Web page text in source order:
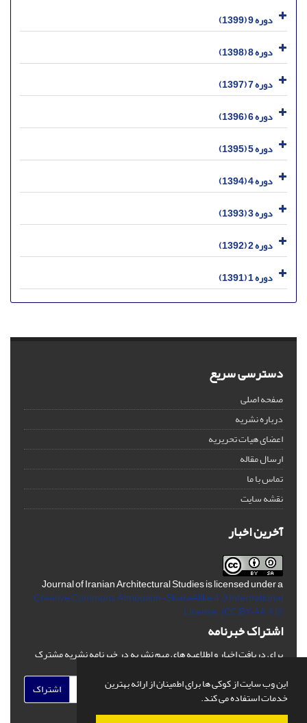
این وب سایت از کوکی ها برای اطمینان از ارائه بهترین
خدمات استفاده می کند.
دوره 9 (1399)
دوره 8 (1398)
دوره 7 (1397)
دوره 6 (1396)
دوره 5 (1395)
دوره 4 (1394)
دوره 3 (1393)
دوره 2 (1392)
دوره 1 (1391)
دسترسی سریع
صفحه اصلی
درباره نشریه
اعضای هیات تحریریه
ارسال مقاله
تماس با ما
نقشه سایت
آخرین اخبار
Journal of Iranian Architectural Studies is licensed under a
Creative Commons Attribution-ShareAlike 4.0 International
License. (CC BY-AA 4.0)
اشتراک خبرنامه
برای دریافت اخبار و اطلاعیه های مهم نشریه در خبرنامه نشریه مشترک
اشتراک